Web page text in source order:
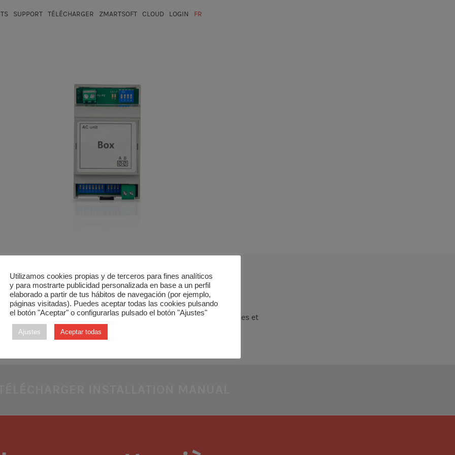
SUPPORT TÉLÉCHARGER ZMARTSOFT CLOUD LOGIN FR
pour unités de Carrier
entre les centrales Zoning et les unités résidentielles et
Utilizamos cookies propias y de terceros para fines analíticos
y para mostrarte publicidad personalizada en base a un perfil
elaborado a partir de tus hábitos de navegación (por ejemplo,
páginas visitadas). Puedes aceptar todas las cookies pulsando
el botón "Aceptar" o configurarlas pulsado el botón "Ajustes"
Ajustes Aceptar todas